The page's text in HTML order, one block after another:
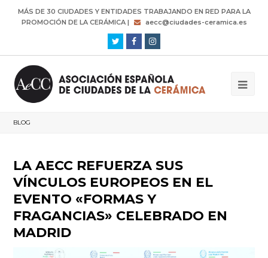
MÁS DE 30 CIUDADES Y ENTIDADES TRABAJANDO EN RED PARA LA
PROMOCIÓN DE LA CERÁMICA |
aecc@ciudades-ceramica.es
Twitter Facebook
BLOG
LA AECC REFUERZA SUS
VÍNCULOS EUROPEOS EN EL
EVENTO «FORMAS Y
FRAGANCIAS» CELEBRADO EN
MADRID